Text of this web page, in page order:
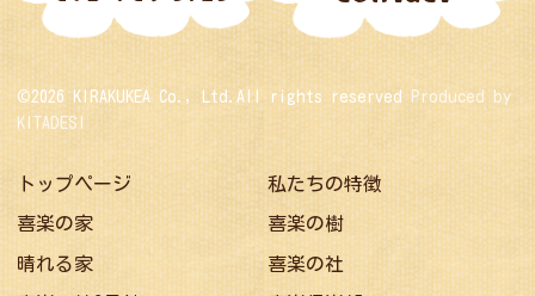
©2026 KIRAKUKEA Co., Ltd.All rights reserved Produced by
KITADESI
トップページ 私たちの特徴
喜楽の家 喜楽の樹
晴れる家 喜楽の社